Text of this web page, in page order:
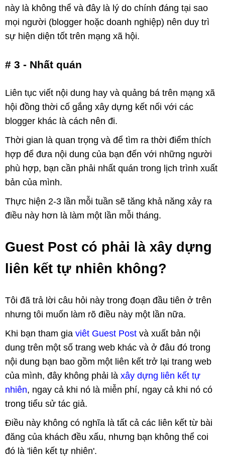
này là không thể và đây là lý do chính đáng tại sao
mọi người (blogger hoặc doanh nghiệp) nên duy trì
sự hiện diện tốt trên mạng xã hội.
# 3 - Nhất quán
Liên tục viết nội dung hay và quảng bá trên mạng xã
hội đồng thời cố gắng xây dựng kết nối với các
blogger khác là cách nên đi.
Thời gian là quan trọng và để tìm ra thời điểm thích
hợp để đưa nội dung của bạn đến với những người
phù hợp, bạn cần phải nhất quán trong lịch trình xuất
bản của mình.
Thực hiện 2-3 lần mỗi tuần sẽ tăng khả năng xảy ra
điều này hơn là làm một lần mỗi tháng.
Guest Post có phải là xây dựng
liên kết tự nhiên không?
Tôi đã trả lời câu hỏi này trong đoạn đầu tiên ở trên
nhưng tôi muốn làm rõ điều này một lần nữa.
Khi bạn tham gia viêt Guest Post và xuất bản nội
dung trên một số trang web khác và ở đâu đó trong
nội dung bạn bao gồm một liên kết trở lại trang web
của mình, đây không phải là xây dựng liên kết tự
nhiên, ngay cả khi nó là miễn phí, ngay cả khi nó có
trong tiểu sử tác giả.
Điều này không có nghĩa là tất cả các liên kết từ bài
đăng của khách đều xấu, nhưng bạn không thể coi
đó là 'liên kết tự nhiên'.